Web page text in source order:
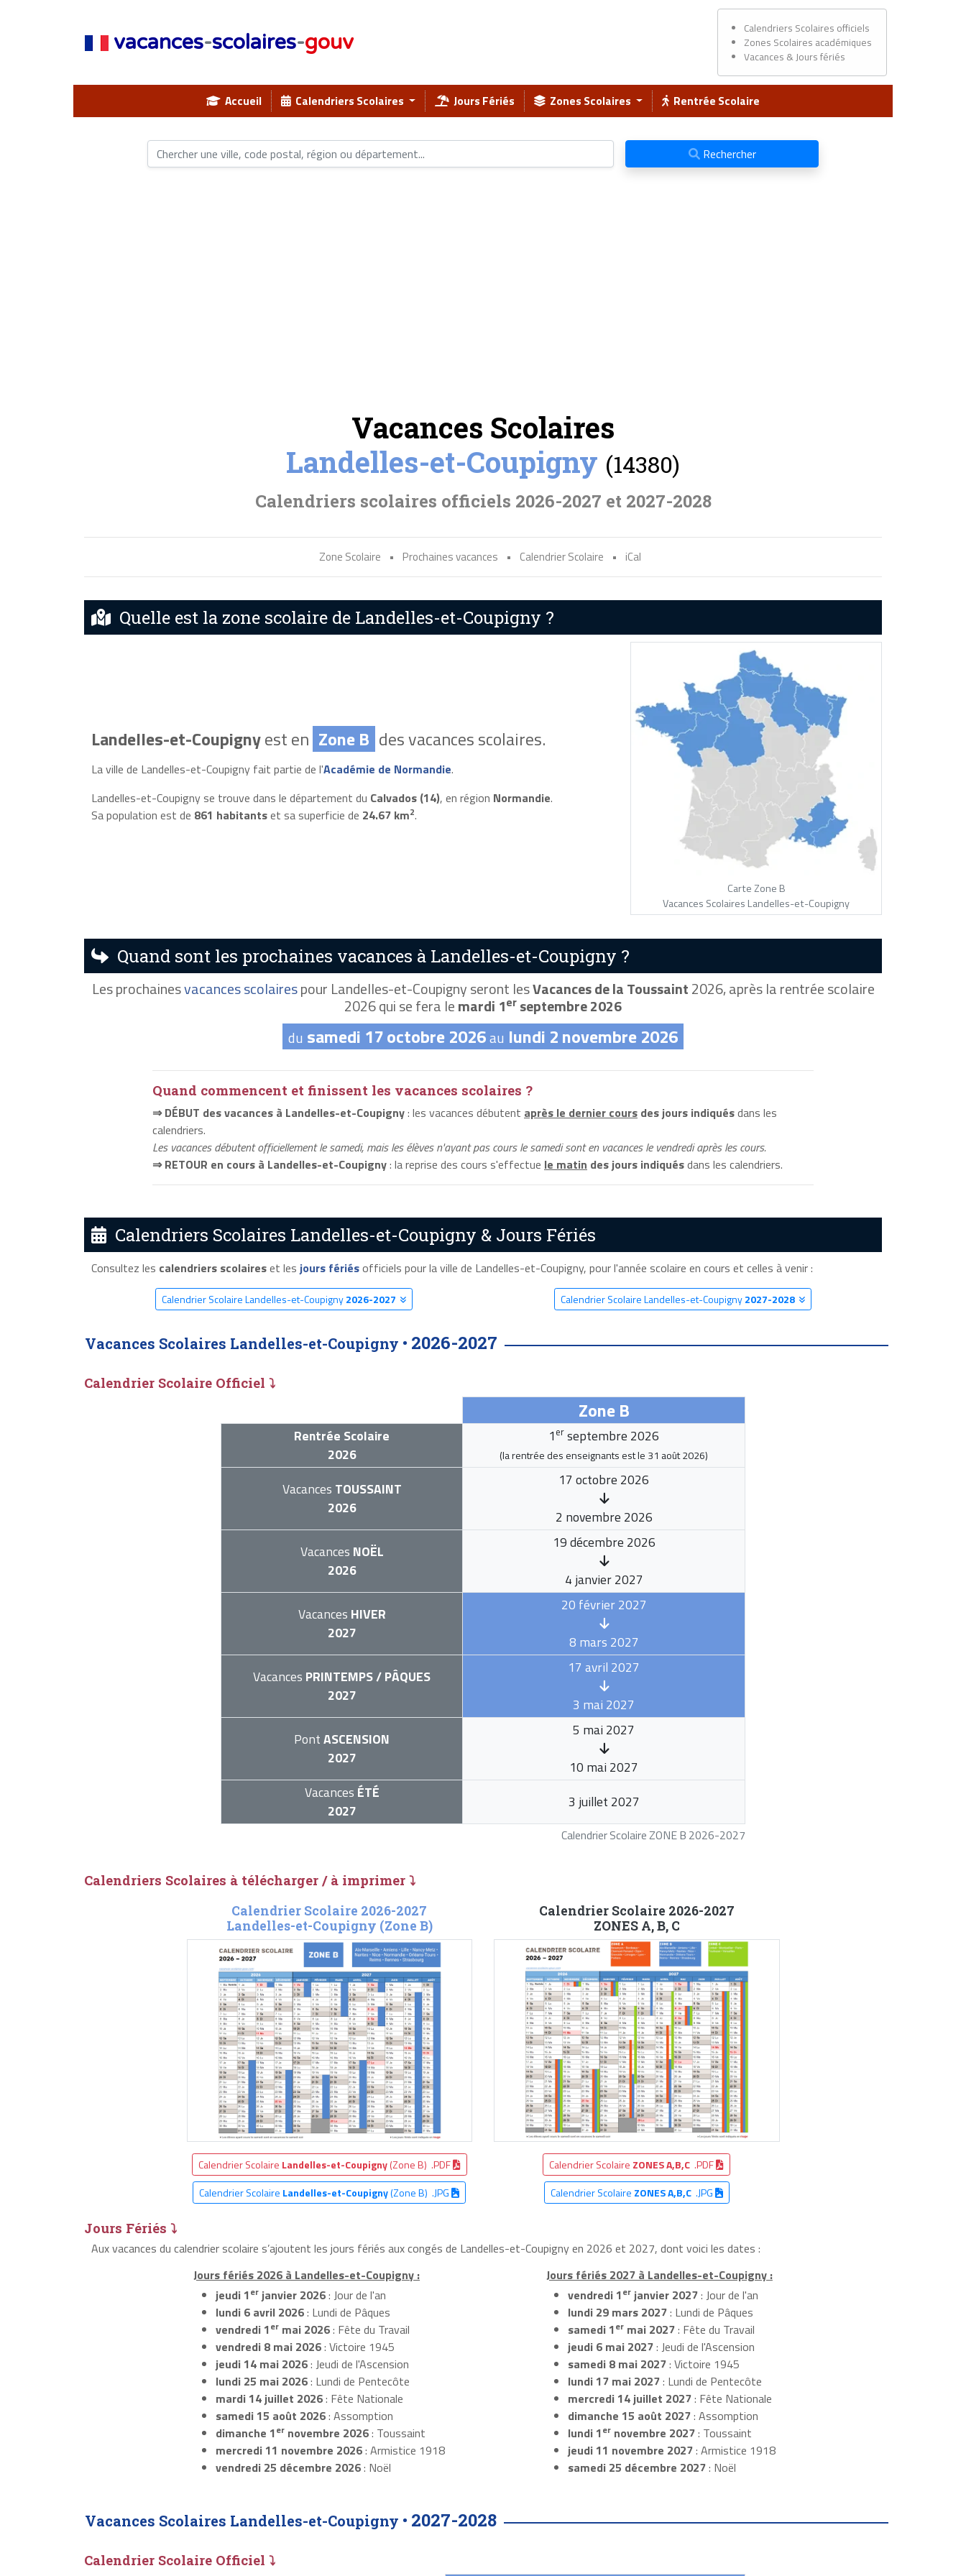
vacances-scolaires-gouv
Calendriers Scolaires officiels
Zones Scolaires académiques
Vacances & Jours fériés
Accueil Calendriers Scolaires Jours Fériés Zones Scolaires Rentrée Scolaire
Rechercher
Vacances Scolaires
Landelles-et-Coupigny (14380)
Calendriers scolaires officiels 2026-2027 et 2027-2028
Zone Scolaire • Prochaines vacances • Calendrier Scolaire • iCal
Quelle est la zone scolaire de Landelles-et-Coupigny ?
Landelles-et-Coupignyest en Zone B des vacances scolaires.
La ville de Landelles-et-Coupigny fait partie de l'Académie de Normandie.
Landelles-et-Coupigny se trouve dans le département du Calvados (14), en région Normandie.
Sa population est de 861 habitantset sa superficie de 24.67 km2.
Carte Zone B
Vacances Scolaires Landelles-et-Coupigny
Quand sont les prochaines vacances à Landelles-et-Coupigny ?
Les prochainesvacances scolairespour Landelles-et-Coupigny seront lesVacances de la Toussaint2026, après la rentrée scolaire
2026 qui se fera lemardi 1er septembre 2026
du samedi 17 octobre 2026au lundi 2 novembre 2026
Quand commencent et finissent les vacances scolaires ?
⇒ DÉBUT des vacances à Landelles-et-Coupigny: les vacances débutent après le dernier cours des jours indiquésdans les
calendriers.
Les vacances débutent officiellement le samedi, mais les élèves n'ayant pas cours le samedi sont en vacances le vendredi après les cours.
⇒ RETOUR en cours à Landelles-et-Coupigny: la reprise des cours s'effectue le matin des jours indiquésdans les calendriers.
Calendriers Scolaires Landelles-et-Coupigny & Jours Fériés
Consultez les calendriers scolaireset les jours fériésofficiels pour la ville de Landelles-et-Coupigny, pour l'année scolaire en cours et celles à venir :
Calendrier Scolaire Landelles-et-Coupigny2026-2027 Calendrier Scolaire Landelles-et-Coupigny2027-2028
Vacances Scolaires Landelles-et-Coupigny • 2026-2027
Calendrier Scolaire Officiel ⤵
Calendrier Scolaire ZONE B 2026-2027
Zone B
Rentrée Scolaire
2026
1 er septembre 2026
(la rentrée des enseignants est le 31 août 2026)
Vacances TOUSSAINT
2026
17 octobre 2026
2 novembre 2026
Vacances NOËL
2026
19 décembre 2026
4 janvier 2027
Vacances HIVER
2027
20 février 2027
8 mars 2027
Vacances PRINTEMPS / PÂQUES
2027
17 avril 2027
3 mai 2027
PontASCENSION
2027
5 mai 2027
10 mai 2027
Vacances ÉTÉ
2027
3 juillet 2027
Calendriers Scolaires à télécharger / à imprimer ⤵
Calendrier Scolaire 2026-2027
Landelles-et-Coupigny (Zone B)
Calendrier Scolaire Landelles-et-Coupigny(Zone B) .PDF
Calendrier Scolaire Landelles-et-Coupigny(Zone B) .JPG
Calendrier Scolaire 2026-2027
ZONES A, B, C
Calendrier Scolaire ZONES A,B,C .PDF
Calendrier Scolaire ZONES A,B,C.JPG
Jours Fériés ⤵
Aux vacances du calendrier scolaire s’ajoutent les jours fériés aux congés de Landelles-et-Coupigny en 2026 et 2027, dont voici les dates :
Jours fériés 2026 à Landelles-et-Coupigny :
jeudi 1erjanvier 2026: Jour de l'an
lundi 6 avril 2026: Lundi de Pâques
vendredi 1ermai 2026: Fête du Travail
vendredi 8 mai 2026: Victoire 1945
jeudi 14 mai 2026: Jeudi de l'Ascension
lundi 25 mai 2026: Lundi de Pentecôte
mardi 14 juillet 2026: Fête Nationale
samedi 15 août 2026: Assomption
dimanche 1ernovembre 2026: Toussaint
mercredi 11 novembre 2026: Armistice 1918
vendredi 25 décembre 2026: Noël
Jours fériés 2027 à Landelles-et-Coupigny :
vendredi 1er janvier 2027: Jour de l'an
lundi 29 mars 2027: Lundi de Pâques
samedi 1er mai 2027: Fête du Travail
jeudi 6 mai 2027: Jeudi de l'Ascension
samedi 8 mai 2027: Victoire 1945
lundi 17 mai 2027: Lundi de Pentecôte
mercredi 14 juillet 2027: Fête Nationale
dimanche 15 août 2027: Assomption
lundi 1er novembre 2027: Toussaint
jeudi 11 novembre 2027: Armistice 1918
samedi 25 décembre 2027: Noël
Vacances Scolaires Landelles-et-Coupigny • 2027-2028
Calendrier Scolaire Officiel ⤵